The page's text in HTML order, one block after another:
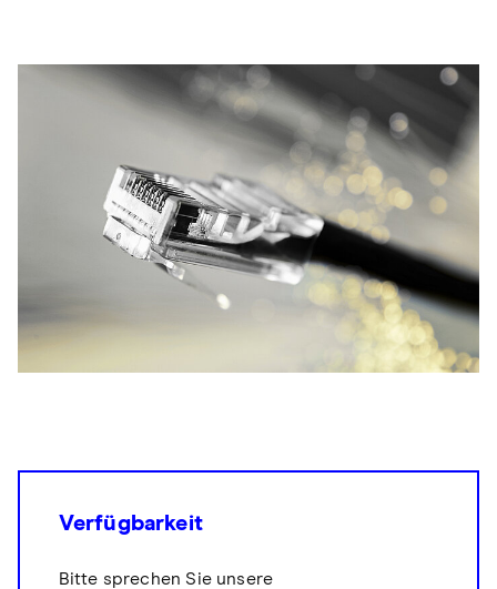
Verfügbarkeit
Bitte sprechen Sie unsere